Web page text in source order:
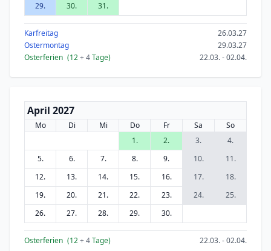
29.
30. 31.
Karfreitag
26.03.27
Ostermontag
29.03.27
Osterferien (12+ 4Tage) 22.03. - 02.04.
April 2027
Mo Di Mi Do Fr Sa
So
1.
2. 3.
4.
5.
6. 7. 8. 9. 10.
11.
12.
13. 14. 15. 16. 17.
18.
19.
20. 21. 22. 23. 24.
25.
26.
27. 28. 29. 30.
Osterferien (12+ 4Tage) 22.03. - 02.04.